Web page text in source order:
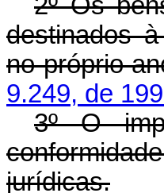
destinados
no próprio
9.249, de
3º O
jurídicas.